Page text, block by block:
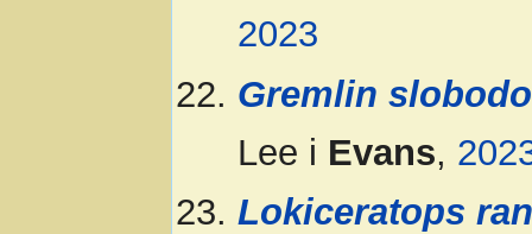
2023
Gremlin
Lee i Evans,
Lokiceratops